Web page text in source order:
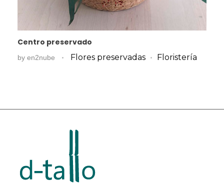
Centro preservado
by en2nube Flores preservadas Floristería